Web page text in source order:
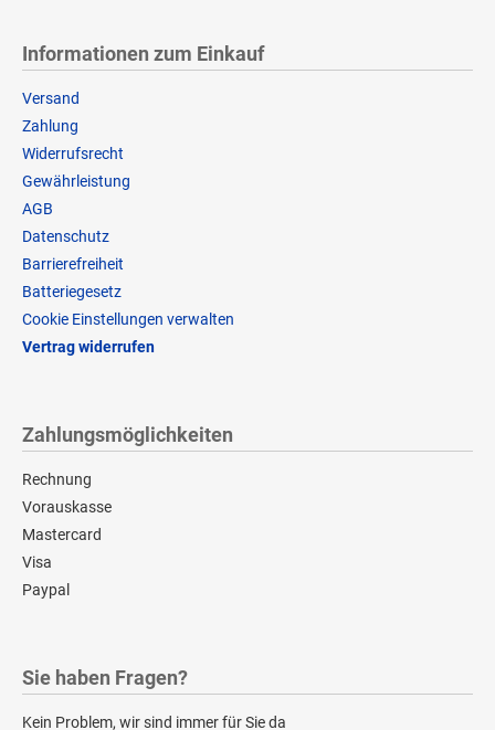
Informationen zum Einkauf
Versand
Zahlung
Widerrufsrecht
Gewährleistung
AGB
Datenschutz
Barrierefreiheit
Batteriegesetz
Cookie Einstellungen verwalten
Vertrag widerrufen
Zahlungsmöglichkeiten
Rechnung
Vorauskasse
Mastercard
Visa
Paypal
Sie haben Fragen?
Kein Problem, wir sind immer für Sie da